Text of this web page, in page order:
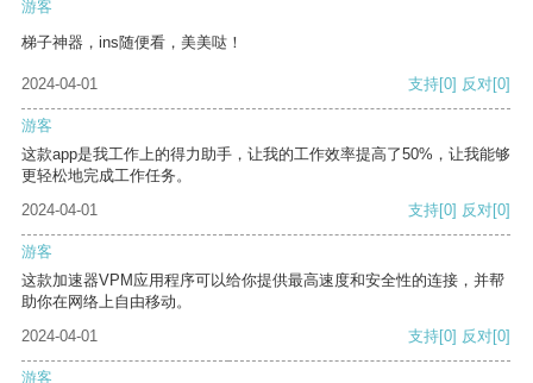
游客
梯子神器，ins随便看，美美哒！
2024-04-01 支持[0] 反对[0]
游客
这款app是我工作上的得力助手，让我的工作效率提高了50%，让我能够
更轻松地完成工作任务。
2024-04-01
支持[0] 反对[0]
游客
这款加速器VPM应用程序可以给你提供最高速度和安全性的连接，并帮
助你在网络上自由移动。
2024-04-01
支持[0] 反对[0]
游客